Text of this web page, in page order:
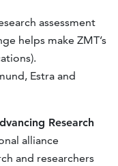
assessment
helps make ZMT’s
Estra and
Research
alliance
and researchers